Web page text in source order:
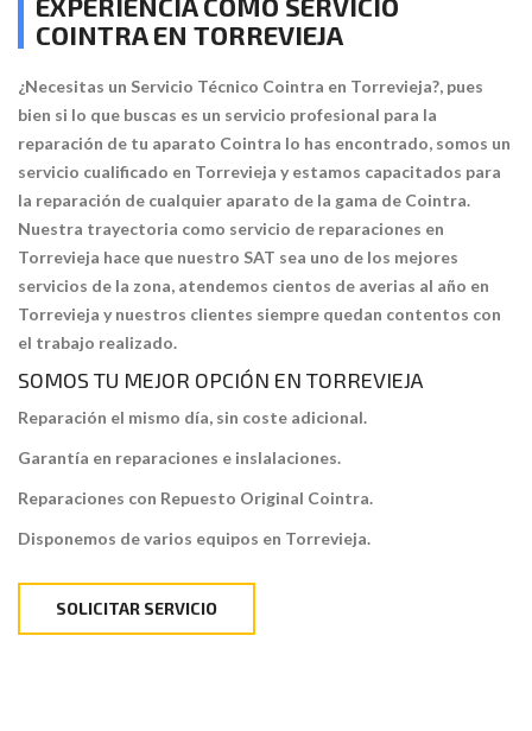
COINTRA EN TORREVIEJA
¿Necesitas un Servicio Técnico Cointra en Torrevieja?, pues
bien si lo que buscas es un servicio profesional para la
reparación de tu aparato Cointra lo has encontrado, somos un
servicio cualificado en Torrevieja y estamos capacitados para
la reparación de cualquier aparato de la gama de Cointra.
Nuestra trayectoria como servicio de reparaciones en
Torrevieja hace que nuestro SAT sea uno de los mejores
servicios de la zona, atendemos cientos de averias al año en
Torrevieja y nuestros clientes siempre quedan contentos con
el trabajo realizado.
SOMOS TU MEJOR OPCIÓN EN TORREVIEJA
Reparación el mismo día, sin coste adicional.
Garantía en reparaciones e inslalaciones.
Reparaciones con Repuesto Original Cointra.
Disponemos de varios equipos en Torrevieja.
SOLICITAR SERVICIO